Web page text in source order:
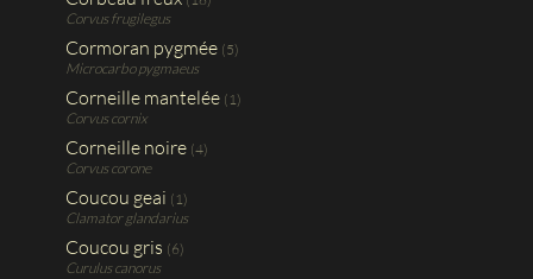
Corvus frugilegus
Cormoran pygmée (5)
Microcarbo pygmaeus
Corneille mantelée (1)
Corvus cornix
Corneille noire (4)
Corvus corone
Coucou geai (1)
Clamator glandarius
Coucou gris (6)
Curulus canorus